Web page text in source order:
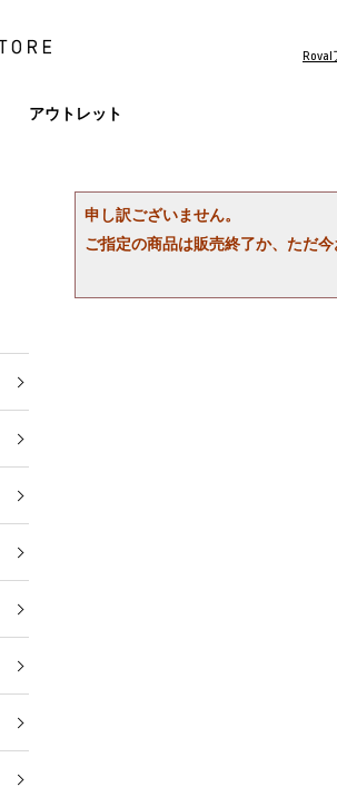
アウトレット
申し訳ございません。
ご指定の商品は販売終了か、ただ今